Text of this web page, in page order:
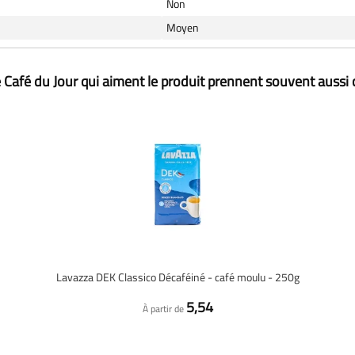
Non
Moyen
Café du Jour qui aiment le produit prennent souvent aussi
Lavazza DEK Classico Décaféiné - café moulu - 250g
À partir de 5,54